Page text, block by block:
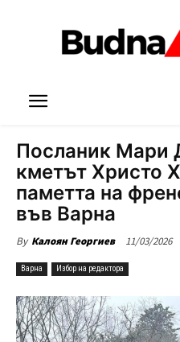
Посланик Мари
кметът Христо
паметта на
във Варна
By Калоян Георгиев 11/03/2026
Варна Избор на редактора